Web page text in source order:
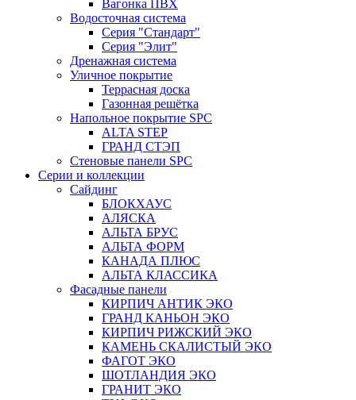
Вагонка ПВХ
Водосточная система
Серия "Стандарт"
Серия "Элит"
Дренажная система
Уличное покрытие
Террасная доска
Газонная решётка
Напольное покрытие SPC
ALTA STEP
ГРАНД СТЭП
Стеновые панели SPC
Серии и коллекции
Сайдинг
БЛОКХАУС
АЛЯСКА
АЛЬТА БРУС
АЛЬТА ФОРМ
КАНАДА ПЛЮС
АЛЬТА КЛАССИКА
Фасадные панели
КИРПИЧ АНТИК ЭКО
ГРАНД КАНЬОН ЭКО
КИРПИЧ РИЖСКИЙ ЭКО
КАМЕНЬ СКАЛИСТЫЙ ЭКО
ФАГОТ ЭКО
ШОТЛАНДИЯ ЭКО
ГРАНИТ ЭКО